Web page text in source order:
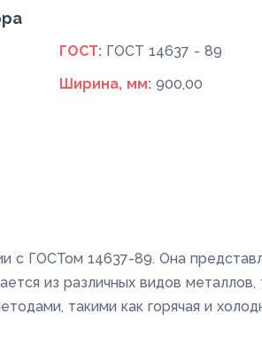
ГОСТ: ГОСТ 14637 - 89
Ширина, мм: 900,00
с ГОСТом 14637-89. Она
из различных видов металлов,
такими как горячая и